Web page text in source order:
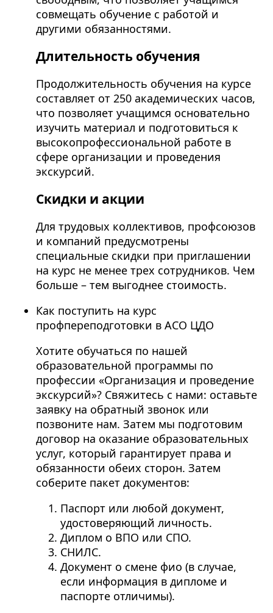
совмещать обучение с работой и
другими обязанностями.
Длительность обучения
Продолжительность обучения на курсе
составляет от 250 академических часов,
что позволяет учащимся основательно
изучить материал и подготовиться к
высокопрофессиональной работе в
сфере организации и проведения
экскурсий.
Скидки и акции
Для трудовых коллективов, профсоюзов
и компаний предусмотрены
специальные скидки при приглашении
на курс не менее трех сотрудников. Чем
больше – тем выгоднее стоимость.
Как поступить на курс
профпереподготовки в АСО ЦДО
Хотите обучаться по нашей
образовательной программы по
профессии «Организация и проведение
экскурсий»? Свяжитесь с нами: оставьте
заявку на обратный звонок или
позвоните нам. Затем мы подготовим
договор на оказание образовательных
услуг, который гарантирует права и
обязанности обеих сторон. Затем
соберите пакет документов:
Паспорт или любой документ,
удостоверяющий личность.
Диплом о ВПО или СПО.
СНИЛС.
Документ о смене фио (в случае,
если информация в дипломе и
паспорте отличимы).